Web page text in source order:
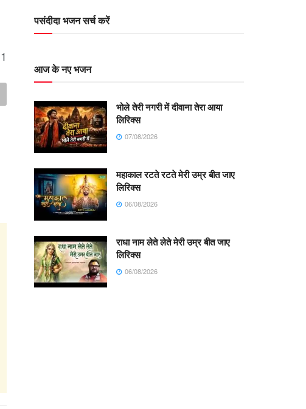
1
पसंदीदा भजन सर्च करें
आज के नए भजन
भोले तेरी नगरी में दीवाना तेरा आया
लिरिक्स
07/08/2026
महाकाल रटते रटते मेरी उम्र बीत जाए
लिरिक्स
06/08/2026
राधा नाम लेते लेते मेरी उम्र बीत जाए
लिरिक्स
06/08/2026